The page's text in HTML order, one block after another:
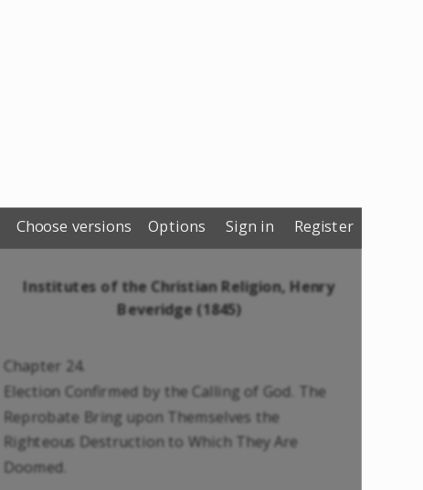
Choose versions Options Sign in Register
Institutes of the Christian Religion, Henry
Beveridge (1845)
Chapter 24.
Election Confirmed by the Calling of God. The
Reprobate Bring upon Themselves the
Righteous Destruction to Which They Are
Doomed.